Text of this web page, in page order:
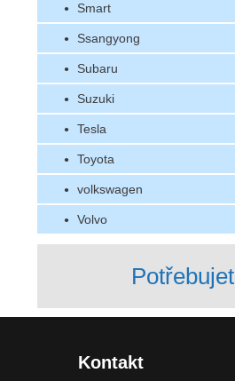
Smart
Ssangyong
Subaru
Suzuki
Tesla
Toyota
volkswagen
Volvo
Kontakt